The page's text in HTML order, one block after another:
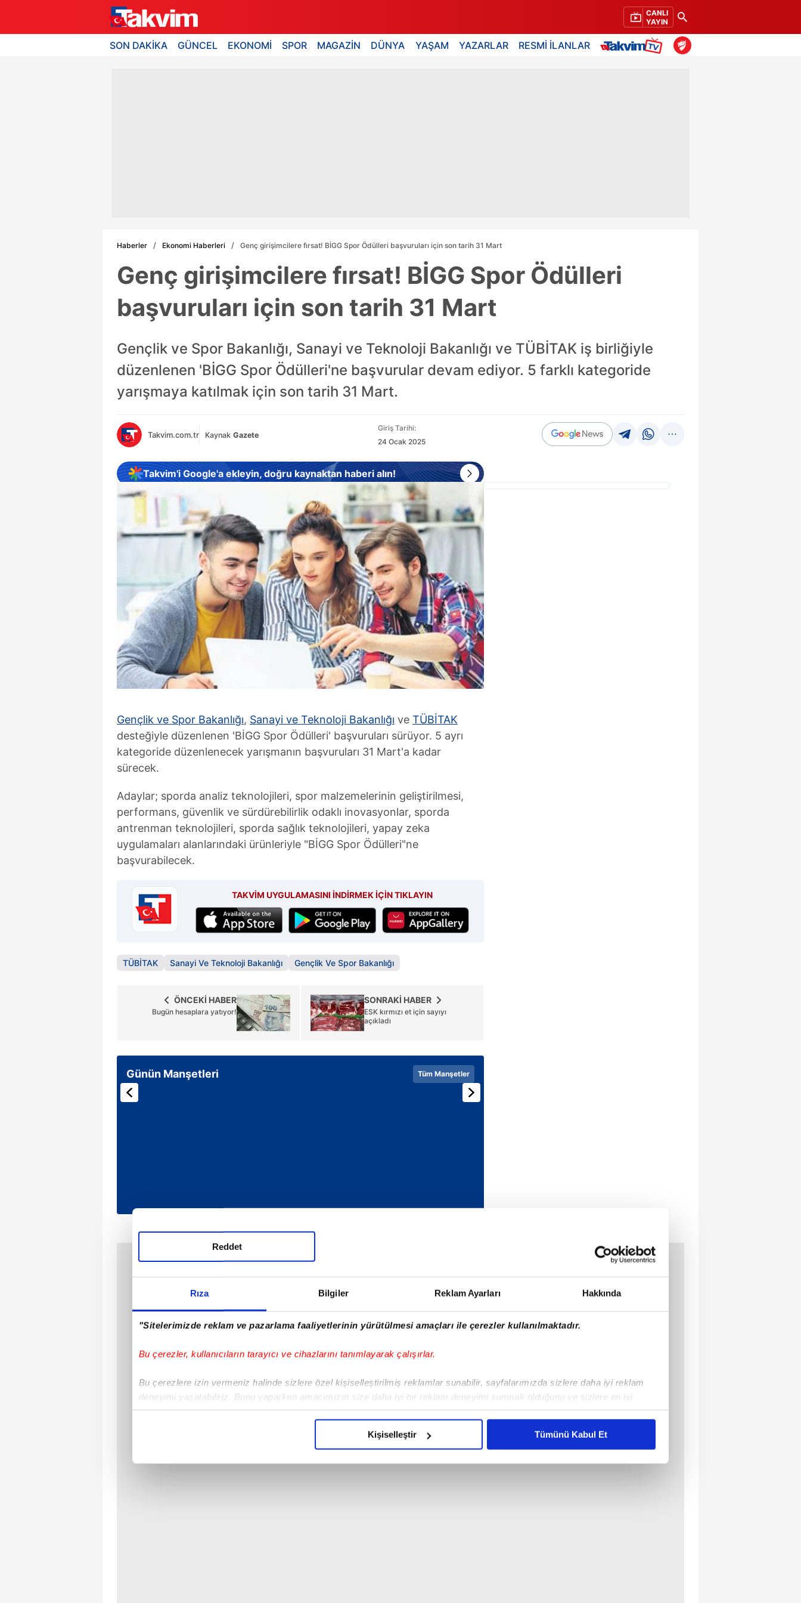
Rıza Bilgiler Reklam Ayarları Hakkında
"Sitelerimizde reklam ve pazarlama faaliyetlerinin yürütülmesi amaçları ile çerezler kullanılmaktadır.
Bu çerezler, kullanıcıların tarayıcı ve cihazlarını tanımlayarak çalışırlar.
Bu çerezlere izin vermeniz halinde sizlere özel kişiselleştirilmiş reklamlar sunabilir, sayfalarımızda sizlere daha iyi reklam
deneyimi yaşatabiliriz. Bunu yaparken amacımızın size daha iyi bir reklam deneyimi sunmak olduğunu ve sizlere en iyi
içerikleri sunabilmek adına elimizden gelen çabayı gösterdiğimizi ve bu noktada, reklamların maliyetlerimizi karşılamak
Reddet
Kişiselleştir Tümünü Kabul Et
CANLI
YAYIN
SON DAKİKA GÜNCEL EKONOMİ SPOR MAGAZİN DÜNYA YAŞAM YAZARLAR RESMİ İLANLAR
Haberler Ekonomi Haberleri Genç girişimcilere fırsat! BİGG Spor Ödülleri başvuruları için son tarih 31 Mart
Genç girişimcilere fırsat! BİGG Spor Ödülleri
başvuruları için son tarih 31 Mart
Gençlik ve Spor Bakanlığı, Sanayi ve Teknoloji Bakanlığı ve TÜBİTAK iş birliğiyle
düzenlenen 'BİGG Spor Ödülleri'ne başvurular devam ediyor. 5 farklı kategoride
yarışmaya katılmak için son tarih 31 Mart.
Takvim.com.tr Kaynak Gazete
Giriş Tarihi:
24 Ocak 2025
Takvim'i Google'a ekleyin, doğru kaynaktan haberi alın!
Gençlik ve Spor Bakanlığı, Sanayi ve Teknoloji Bakanlığı ve TÜBİTAK
desteğiyle düzenlenen 'BİGG Spor Ödülleri' başvuruları sürüyor. 5 ayrı
kategoride düzenlenecek yarışmanın başvuruları 31 Mart'a kadar
sürecek.
Adaylar; sporda analiz teknolojileri, spor malzemelerinin geliştirilmesi,
performans, güvenlik ve sürdürebilirlik odaklı inovasyonlar, sporda
antrenman teknolojileri, sporda sağlık teknolojileri, yapay zeka
uygulamaları alanlarındaki ürünleriyle "BİGG Spor Ödülleri"ne
başvurabilecek.
TAKVİM UYGULAMASINI İNDİRMEK İÇİN TIKLAYIN
TÜBİTAK Sanayi Ve Teknoloji Bakanlığı Gençlik Ve Spor Bakanlığı
SONRAKİ HABER
ESK kırmızı et için sayıyı
açıkladı
ÖNCEKİ HABER
Bugün hesaplara yatıyor!
Günün Manşetleri Tüm Manşetler